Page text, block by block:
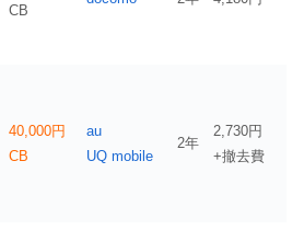
CB
40,000円
CB
au
UQ mobile
2年
2,730円
+撤去費